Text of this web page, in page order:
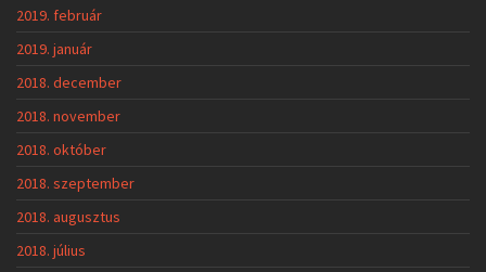
2019. február
2019. január
2018. december
2018. november
2018. október
2018. szeptember
2018. augusztus
2018. július